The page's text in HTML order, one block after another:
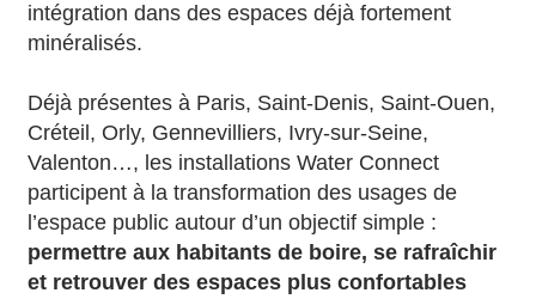
intégration dans des espaces déjà fortement
minéralisés.
Déjà présentes à Paris, Saint-Denis, Saint-Ouen,
Créteil, Orly, Gennevilliers, Ivry-sur-Seine,
Valenton…, les installations Water Connect
participent à la transformation des usages de
l’espace public autour d’un objectif simple :
permettre aux habitants de boire, se rafraîchir
et retrouver des espaces plus confortables